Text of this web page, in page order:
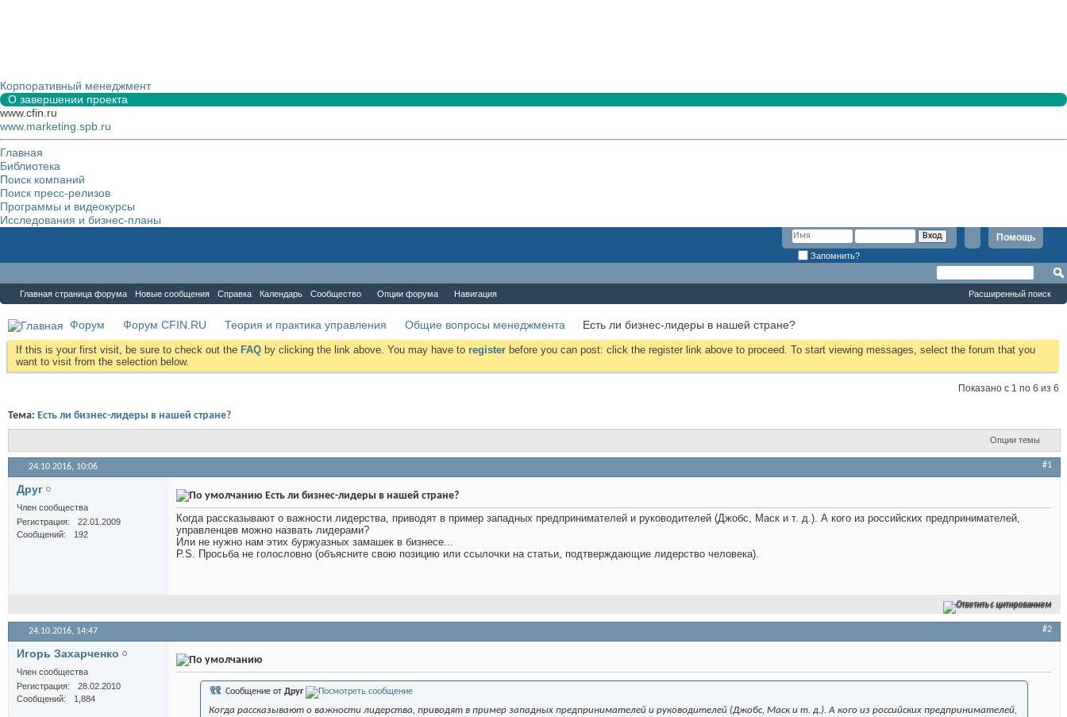
Корпоративный менеджмент
О завершении проекта
www.cfin.ru
www.marketing.spb.ru
Главная
Библиотека
Поиск компаний
Поиск пресс-релизов
Программы и видеокурсы
Исследования и бизнес-планы
Помощь
Запомнить?
Главная страница форума Новые сообщения Справка Календарь Сообщество Опции форума Навигация Расширенный поиск
Форум Форум CFIN.RU Теория и практика управления Общие вопросы менеджмента Есть ли бизнес-лидеры в нашей стране?
If this is your first visit, be sure to check out the FAQ by clicking the link above. You may have to register before you can post: click the register link above to proceed. To start viewing messages, select the forum that you
want to visit from the selection below.
Показано с 1 по 6 из 6
Тема: Есть ли бизнес-лидеры в нашей стране?
Опции темы
24.10.2016, 10:06 #1
Друг
Член сообщества
Регистрация
22.01.2009
Сообщений
192
Есть ли бизнес-лидеры в нашей стране?
Когда рассказывают о важности лидерства, приводят в пример западных предпринимателей и руководителей (Джобс, Маск и т. д.). А кого из российских предпринимателей,
управленцев можно назвать лидерами?
Или не нужно нам этих буржуазных замашек в бизнесе...
P.S. Просьба не голословно (объясните свою позицию или ссылочки на статьи, подтверждающие лидерство человека).
Ответить с цитированием
24.10.2016, 14:47 #2
Игорь Захарченко
Член сообщества
Регистрация
28.02.2010
Сообщений
1,884
Сообщение от Друг
Когда рассказывают о важности лидерства, приводят в пример западных предпринимателей и руководителей (Джобс, Маск и т. д.). А кого из российских предпринимателей,